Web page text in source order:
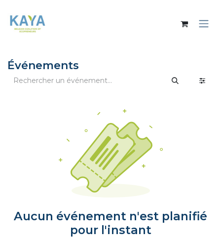
Événements
Aucun événement n'est planifié
pour l'instant